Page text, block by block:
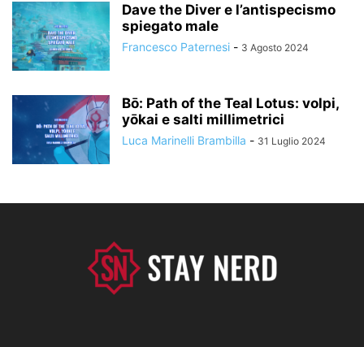
Dave the Diver e l’antispecismo
spiegato male
Francesco Paternesi - 3 Agosto 2024
Bō: Path of the Teal Lotus: volpi,
yōkai e salti millimetrici
Luca Marinelli Brambilla - 31 Luglio 2024